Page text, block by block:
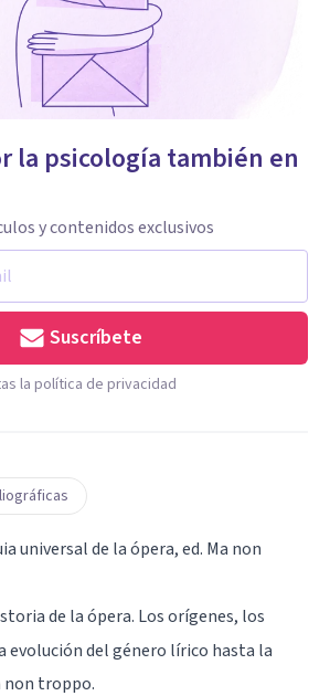
la psicología también en
y contenidos exclusivos
Suscríbete
la política de privacidad
universal de la ópera, ed. Ma non
de la ópera. Los orígenes, los
evolución del género lírico hasta la
non troppo.